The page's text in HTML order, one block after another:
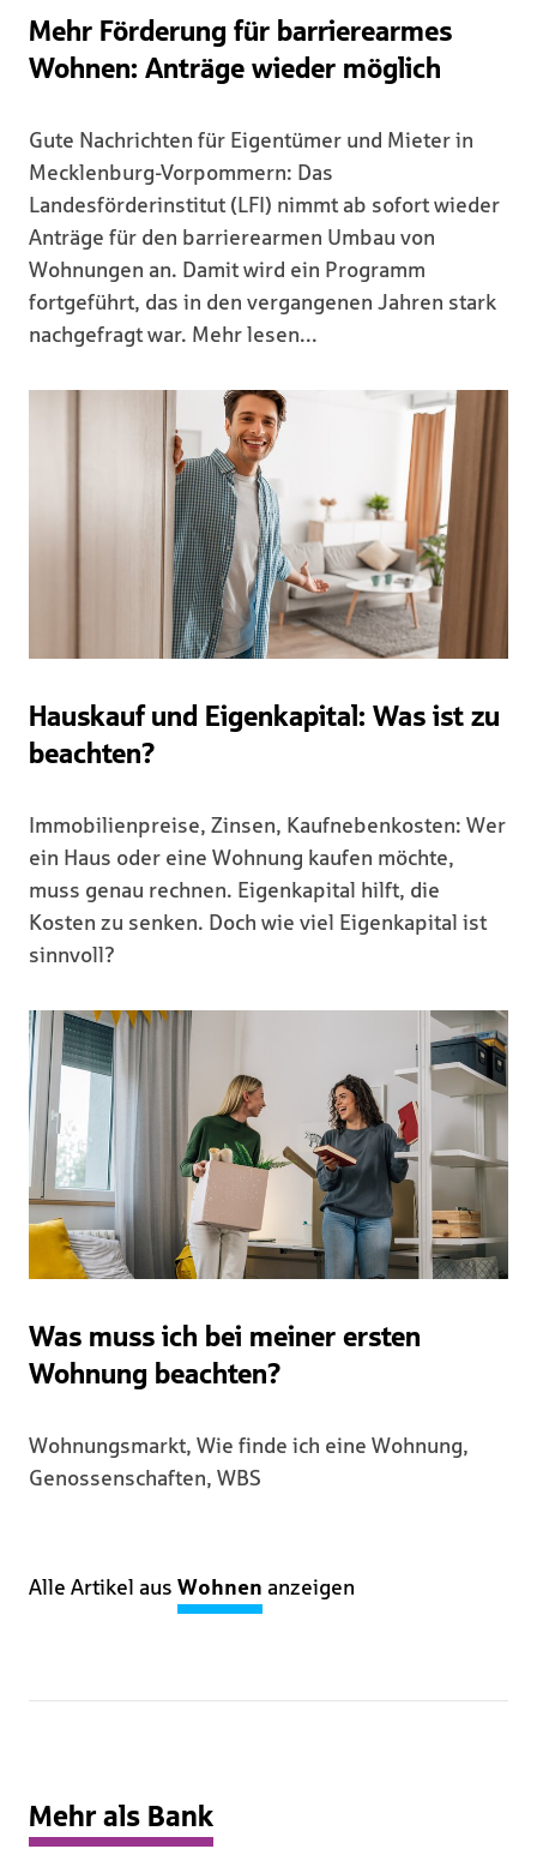
Mehr Förderung für barrierearmes
Wohnen: Anträge wieder möglich
Gute Nachrichten für Eigentümer und Mieter in
Mecklenburg-Vorpommern: Das
Landesförderinstitut (LFI) nimmt ab sofort wieder
Anträge für den barrierearmen Umbau von
Wohnungen an. Damit wird ein Programm
fortgeführt, das in den vergangenen Jahren stark
nachgefragt war. Mehr lesen...
Hauskauf und Eigenkapital: Was ist zu
beachten?
Immobilienpreise, Zinsen, Kaufnebenkosten: Wer
ein Haus oder eine Wohnung kaufen möchte,
muss genau rechnen. Eigenkapital hilft, die
Kosten zu senken. Doch wie viel Eigenkapital ist
sinnvoll?
Was muss ich bei meiner ersten
Wohnung beachten?
Wohnungsmarkt, Wie finde ich eine Wohnung,
Genossenschaften, WBS
Alle Artikel aus Wohnen anzeigen
Mehr als Bank